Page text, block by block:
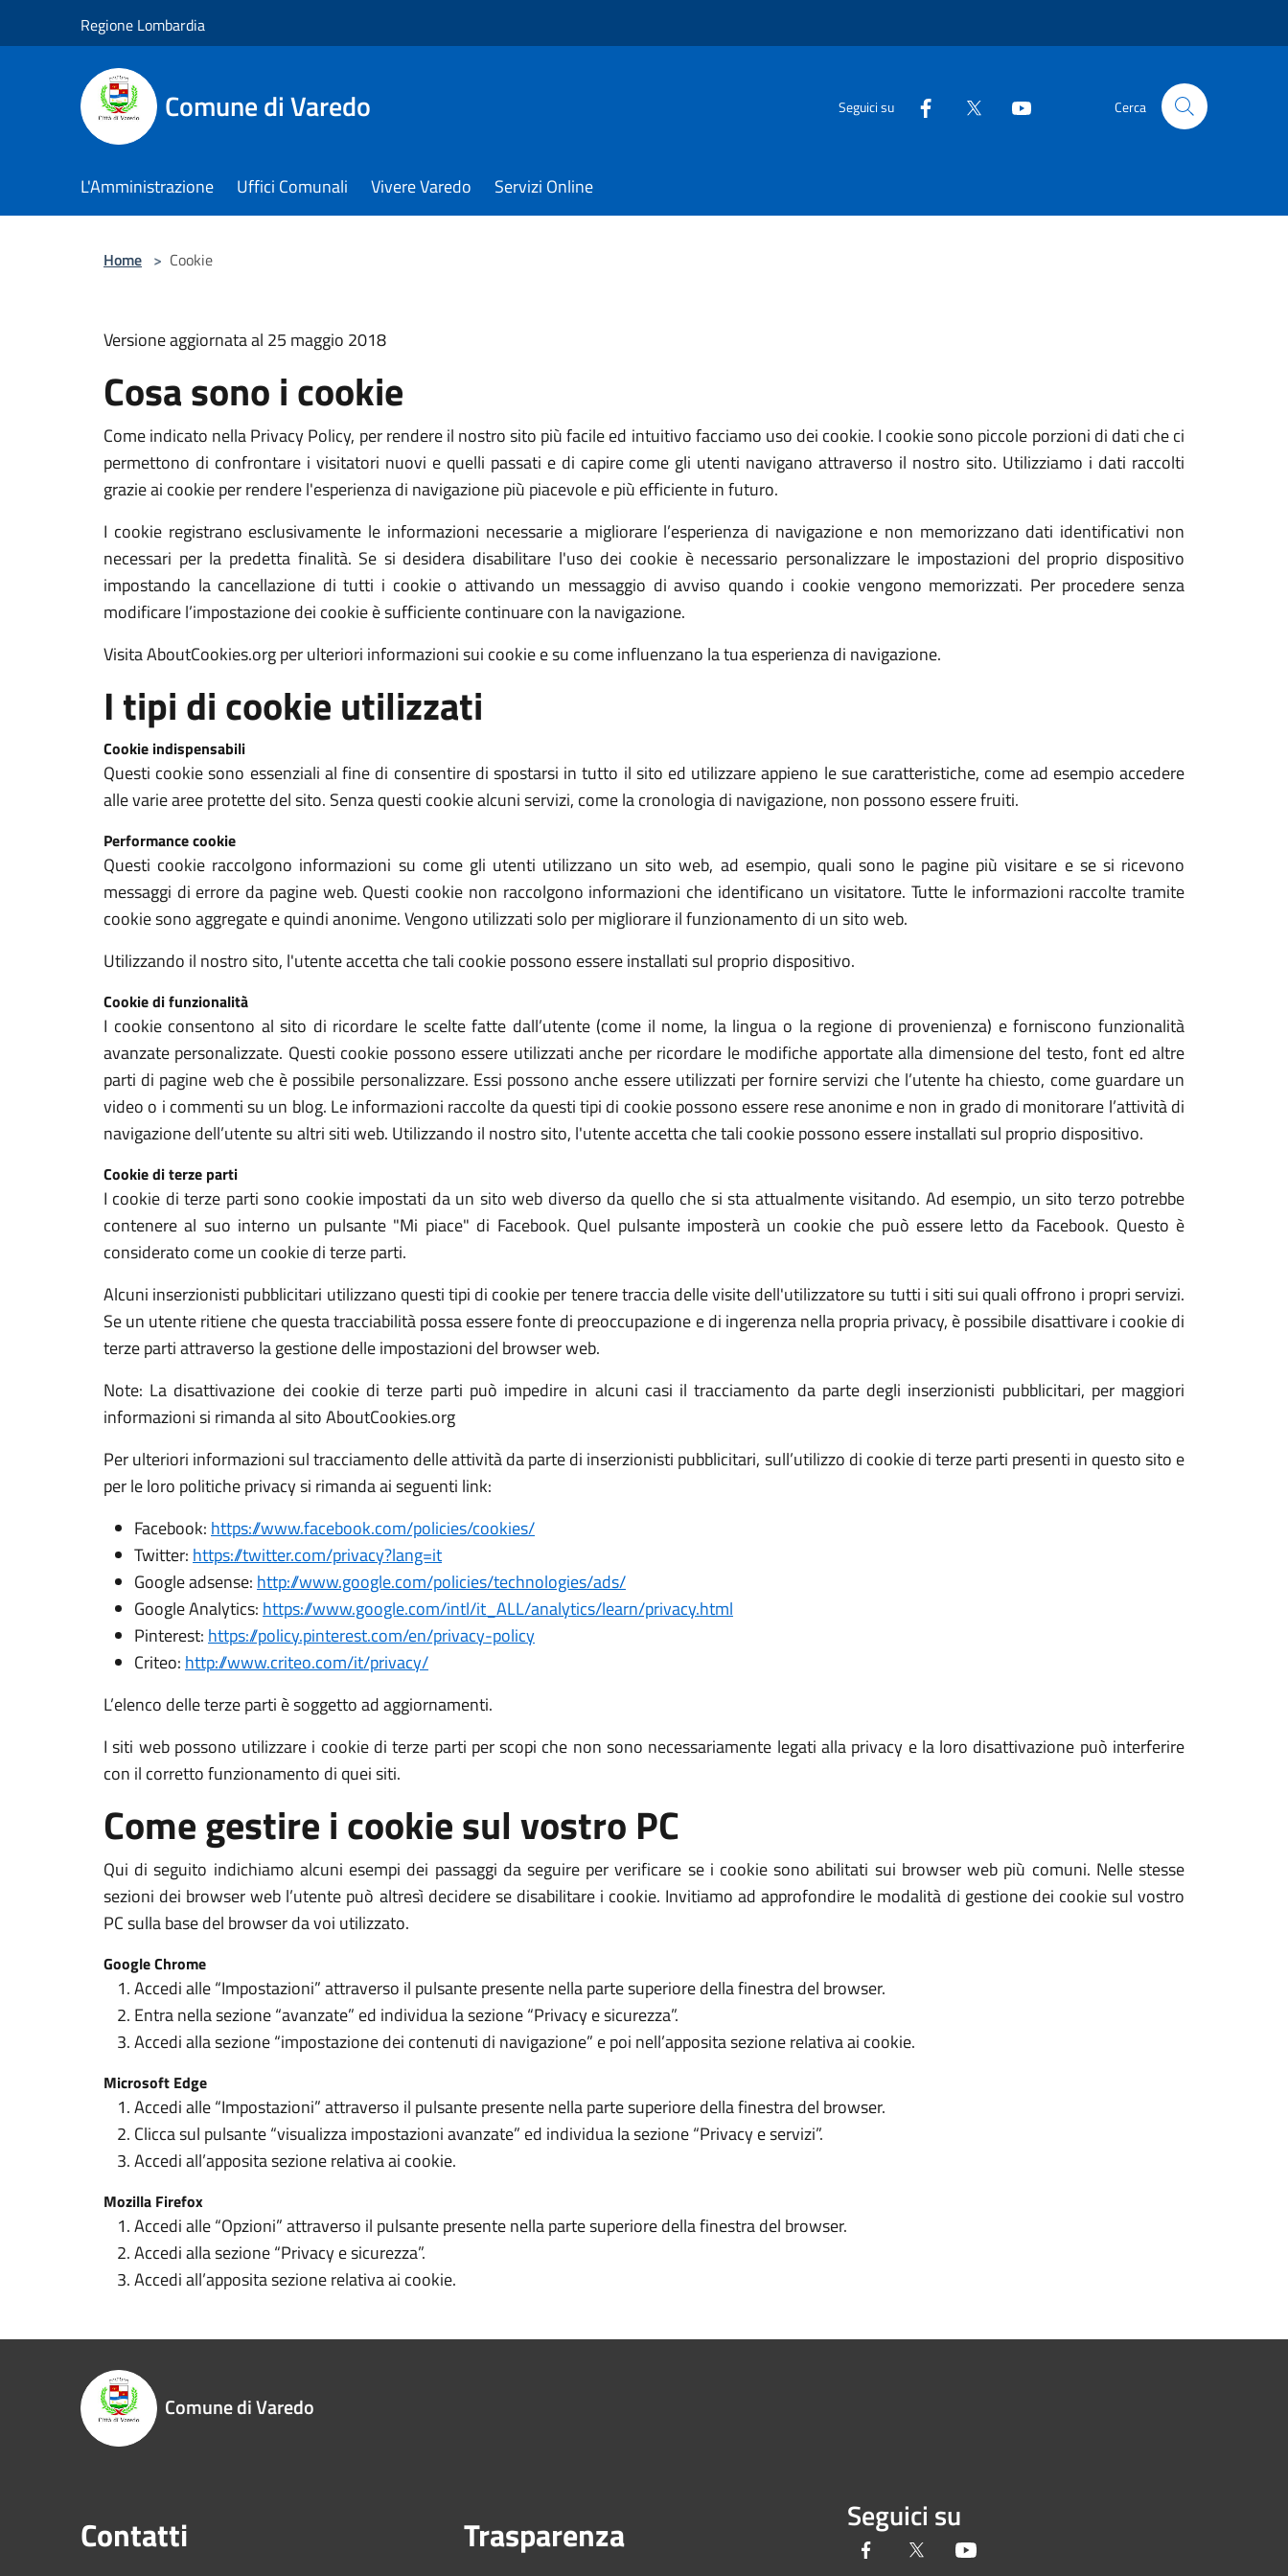
Regione Lombardia
Comune di Varedo Seguici su Cerca
L'Amministrazione Uffici Comunali Vivere Varedo Servizi Online
Home > Cookie
Versione aggiornata al 25 maggio 2018
Cosa sono i cookie
Come indicato nella Privacy Policy, per rendere il nostro sito più facile ed intuitivo facciamo uso dei cookie. I cookie sono piccole porzioni di dati che ci
permettono di confrontare i visitatori nuovi e quelli passati e di capire come gli utenti navigano attraverso il nostro sito. Utilizziamo i dati raccolti
grazie ai cookie per rendere l'esperienza di navigazione più piacevole e più efficiente in futuro.
I cookie registrano esclusivamente le informazioni necessarie a migliorare l’esperienza di navigazione e non memorizzano dati identificativi non
necessari per la predetta finalità. Se si desidera disabilitare l'uso dei cookie è necessario personalizzare le impostazioni del proprio dispositivo
impostando la cancellazione di tutti i cookie o attivando un messaggio di avviso quando i cookie vengono memorizzati. Per procedere senza
modificare l’impostazione dei cookie è sufficiente continuare con la navigazione.
Visita AboutCookies.org per ulteriori informazioni sui cookie e su come influenzano la tua esperienza di navigazione.
I tipi di cookie utilizzati
Cookie indispensabili
Questi cookie sono essenziali al fine di consentire di spostarsi in tutto il sito ed utilizzare appieno le sue caratteristiche, come ad esempio accedere
alle varie aree protette del sito. Senza questi cookie alcuni servizi, come la cronologia di navigazione, non possono essere fruiti.
Performance cookie
Questi cookie raccolgono informazioni su come gli utenti utilizzano un sito web, ad esempio, quali sono le pagine più visitare e se si ricevono
messaggi di errore da pagine web. Questi cookie non raccolgono informazioni che identificano un visitatore. Tutte le informazioni raccolte tramite
cookie sono aggregate e quindi anonime. Vengono utilizzati solo per migliorare il funzionamento di un sito web.
Utilizzando il nostro sito, l'utente accetta che tali cookie possono essere installati sul proprio dispositivo.
Cookie di funzionalità
I cookie consentono al sito di ricordare le scelte fatte dall’utente (come il nome, la lingua o la regione di provenienza) e forniscono funzionalità
avanzate personalizzate. Questi cookie possono essere utilizzati anche per ricordare le modifiche apportate alla dimensione del testo, font ed altre
parti di pagine web che è possibile personalizzare. Essi possono anche essere utilizzati per fornire servizi che l’utente ha chiesto, come guardare un
video o i commenti su un blog. Le informazioni raccolte da questi tipi di cookie possono essere rese anonime e non in grado di monitorare l’attività di
navigazione dell’utente su altri siti web. Utilizzando il nostro sito, l'utente accetta che tali cookie possono essere installati sul proprio dispositivo.
Cookie di terze parti
I cookie di terze parti sono cookie impostati da un sito web diverso da quello che si sta attualmente visitando. Ad esempio, un sito terzo potrebbe
contenere al suo interno un pulsante "Mi piace" di Facebook. Quel pulsante imposterà un cookie che può essere letto da Facebook. Questo è
considerato come un cookie di terze parti.
Alcuni inserzionisti pubblicitari utilizzano questi tipi di cookie per tenere traccia delle visite dell'utilizzatore su tutti i siti sui quali offrono i propri servizi.
Se un utente ritiene che questa tracciabilità possa essere fonte di preoccupazione e di ingerenza nella propria privacy, è possibile disattivare i cookie di
terze parti attraverso la gestione delle impostazioni del browser web.
Note: La disattivazione dei cookie di terze parti può impedire in alcuni casi il tracciamento da parte degli inserzionisti pubblicitari, per maggiori
informazioni si rimanda al sito AboutCookies.org
Per ulteriori informazioni sul tracciamento delle attività da parte di inserzionisti pubblicitari, sull’utilizzo di cookie di terze parti presenti in questo sito e
per le loro politiche privacy si rimanda ai seguenti link:
Facebook: https://www.facebook.com/policies/cookies/
Twitter: https://twitter.com/privacy?lang=it
Google adsense: http://www.google.com/policies/technologies/ads/
Google Analytics: https://www.google.com/intl/it_ALL/analytics/learn/privacy.html
Pinterest: https://policy.pinterest.com/en/privacy-policy
Criteo: http://www.criteo.com/it/privacy/
L’elenco delle terze parti è soggetto ad aggiornamenti.
I siti web possono utilizzare i cookie di terze parti per scopi che non sono necessariamente legati alla privacy e la loro disattivazione può interferire
con il corretto funzionamento di quei siti.
Come gestire i cookie sul vostro PC
Qui di seguito indichiamo alcuni esempi dei passaggi da seguire per verificare se i cookie sono abilitati sui browser web più comuni. Nelle stesse
sezioni dei browser web l’utente può altresì decidere se disabilitare i cookie. Invitiamo ad approfondire le modalità di gestione dei cookie sul vostro
PC sulla base del browser da voi utilizzato.
Google Chrome
Accedi alle “Impostazioni” attraverso il pulsante presente nella parte superiore della finestra del browser.
Entra nella sezione “avanzate” ed individua la sezione “Privacy e sicurezza”.
Accedi alla sezione “impostazione dei contenuti di navigazione” e poi nell’apposita sezione relativa ai cookie.
Microsoft Edge
Accedi alle “Impostazioni” attraverso il pulsante presente nella parte superiore della finestra del browser.
Clicca sul pulsante “visualizza impostazioni avanzate” ed individua la sezione “Privacy e servizi”.
Accedi all’apposita sezione relativa ai cookie.
Mozilla Firefox
Accedi alle “Opzioni” attraverso il pulsante presente nella parte superiore della finestra del browser.
Accedi alla sezione “Privacy e sicurezza”.
Accedi all’apposita sezione relativa ai cookie.
Comune di Varedo
Contatti Trasparenza Seguici su
Facebook Twitter